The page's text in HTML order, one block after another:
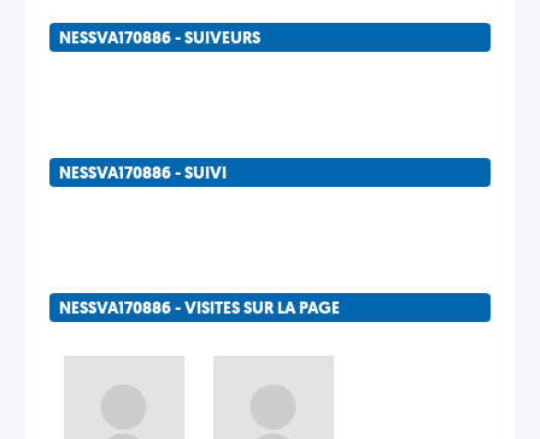
NESSVA170886 - SUIVEURS
NESSVA170886 - SUIVI
NESSVA170886 - VISITES SUR LA PAGE